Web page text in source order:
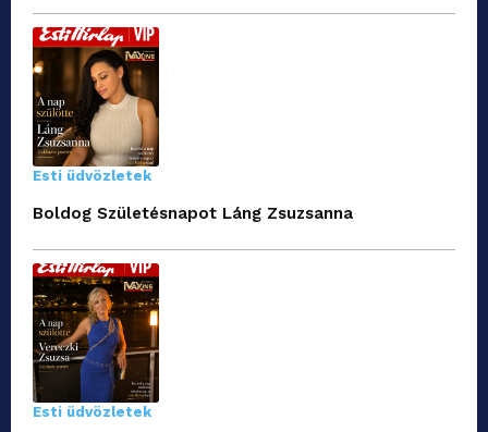
Esti üdvözletek
Boldog Születésnapot Láng Zsuzsanna
Esti üdvözletek